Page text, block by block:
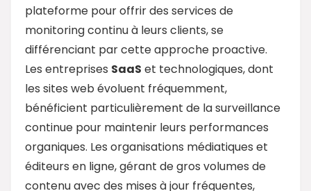
plateforme pour offrir des services de
monitoring continu à leurs clients, se
différenciant par cette approche proactive.
Les entreprises SaaS et technologiques, dont
les sites web évoluent fréquemment,
bénéficient particulièrement de la surveillance
continue pour maintenir leurs performances
organiques. Les organisations médiatiques et
éditeurs en ligne, gérant de gros volumes de
contenu avec des mises à jour fréquentes,